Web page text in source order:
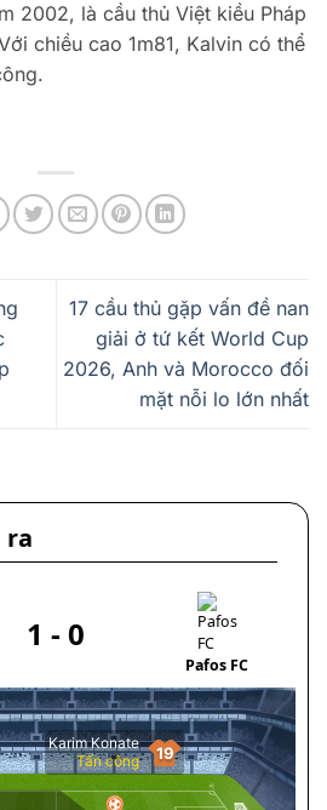
2002, là cầu thủ Việt kiều Pháp
chiều cao 1m81, Kalvin có thể
17 cầu thủ gặp vấn đề nan
giải ở tứ kết World Cup
2026, Anh và Morocco đối
mặt nỗi lo lớn nhất
ra
1 - 0
Pafos FC